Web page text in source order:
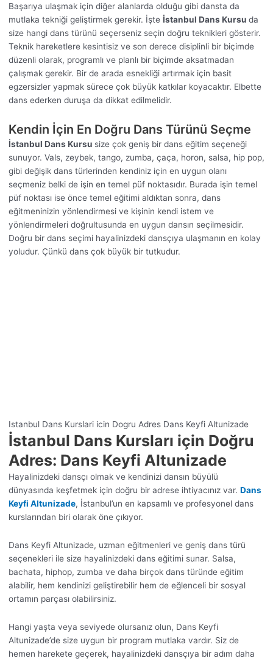
Başarıya ulaşmak için diğer alanlarda olduğu gibi dansta da
mutlaka tekniği geliştirmek gerekir. İşte İstanbul Dans Kursu da
size hangi dans türünü seçerseniz seçin doğru teknikleri gösterir.
Teknik hareketlere kesintisiz ve son derece disiplinli bir biçimde
düzenli olarak, programlı ve planlı bir biçimde aksatmadan
çalışmak gerekir. Bir de arada esnekliği artırmak için basit
egzersizler yapmak sürece çok büyük katkılar koyacaktır. Elbette
dans ederken duruşa da dikkat edilmelidir.
Kendin İçin En Doğru Dans Türünü Seçme
İstanbul Dans Kursu size çok geniş bir dans eğitim seçeneği
sunuyor. Vals, zeybek, tango, zumba, çaça, horon, salsa, hip pop,
gibi değişik dans türlerinden kendiniz için en uygun olanı
seçmeniz belki de işin en temel püf noktasıdır. Burada işin temel
püf noktası ise önce temel eğitimi aldıktan sonra, dans
eğitmeninizin yönlendirmesi ve kişinin kendi istem ve
yönlendirmeleri doğrultusunda en uygun dansın seçilmesidir.
Doğru bir dans seçimi hayalinizdeki dansçıya ulaşmanın en kolay
yoludur. Çünkü dans çok büyük bir tutkudur.
Istanbul Dans Kurslari icin Dogru Adres Dans Keyfi Altunizade
İstanbul Dans Kursları için Doğru
Adres: Dans Keyfi Altunizade
Hayalinizdeki dansçı olmak ve kendinizi dansın büyülü
dünyasında keşfetmek için doğru bir adrese ihtiyacınız var. Dans
Keyfi Altunizade, İstanbul’un en kapsamlı ve profesyonel dans
kurslarından biri olarak öne çıkıyor.
Dans Keyfi Altunizade, uzman eğitmenleri ve geniş dans türü
seçenekleri ile size hayalinizdeki dans eğitimi sunar. Salsa,
bachata, hiphop, zumba ve daha birçok dans türünde eğitim
alabilir, hem kendinizi geliştirebilir hem de eğlenceli bir sosyal
ortamın parçası olabilirsiniz.
Hangi yaşta veya seviyede olursanız olun, Dans Keyfi
Altunizade’de size uygun bir program mutlaka vardır. Siz de
hemen harekete geçerek, hayalinizdeki dansçıya bir adım daha